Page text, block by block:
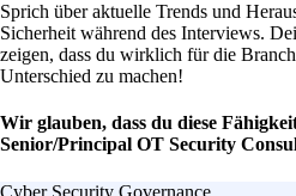
Sprich über aktuelle Trends und
Sicherheit während des Interviews.
zeigen, dass du wirklich für die
Unterschied zu machen!
Wir glauben, dass du diese
Senior/Principal OT Security
Cyber Security Governance